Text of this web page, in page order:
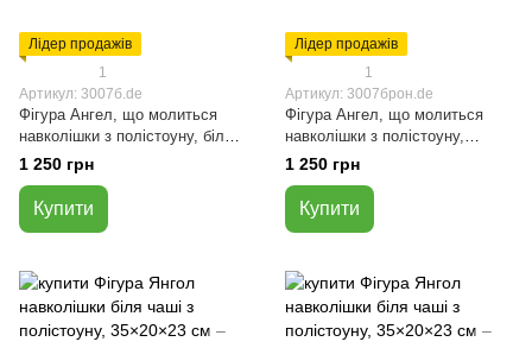
Лідер продажів
1
Артикул: 3007б.de
Фігура Ангел, що молиться
навколішки з полістоуну, білого
кольору, висота 31 см
1 250 грн
Купити
Лідер продажів
1
Артикул: 3007брон.de
Фігура Ангел, що молиться
навколішки з полістоуну,
бронзового кольору, висота 31
1 250 грн
Купити